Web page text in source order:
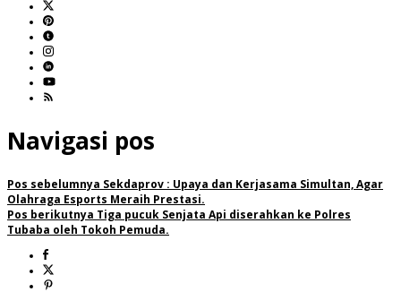
Navigasi pos
Pos sebelumnya Sekdaprov : Upaya dan Kerjasama Simultan, Agar
Olahraga Esports Meraih Prestasi.
Pos berikutnya Tiga pucuk Senjata Api diserahkan ke Polres
Tubaba oleh Tokoh Pemuda.